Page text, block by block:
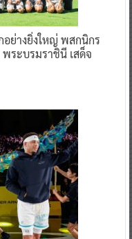
ย่างยิ่งใหญ่ พสกนิกร
ระบรมราชินี เสด็จ